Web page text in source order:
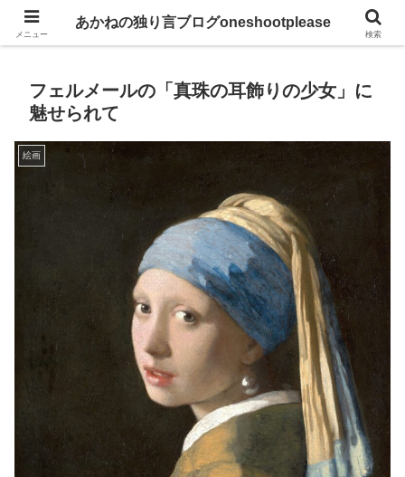
あかねの独り言ブログoneshootplease
フェルメールの「真珠の耳飾りの少女」に
魅せられて
絵画
メニュー
あかねの独り言ブログoneshootplease
検索